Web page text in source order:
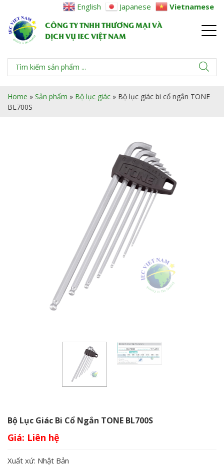
CÔNG TY TNHH THƯƠNG MẠI VÀ
DỊCH VỤ IEC VIỆT NAM
Home » Sản phẩm » Bộ lục giác » Bộ lục giác bi cổ ngắn TONE
BL700S
Bộ Lục Giác Bi Cổ Ngắn TONE BL700S
Giá:
Xuất xứ: Nhật Bản
English Japanese Vietnamese